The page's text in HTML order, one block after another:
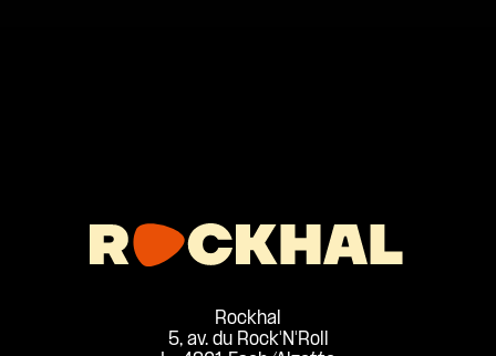
Rockhal
5, av. du Rock'N'Roll